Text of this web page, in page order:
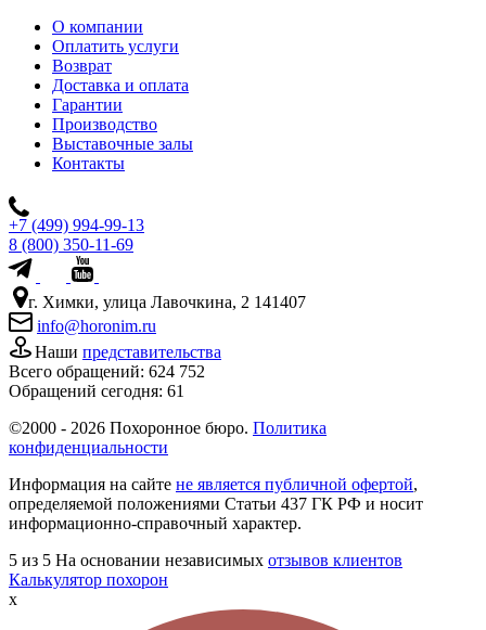
О компании
Оплатить услуги
Возврат
Доставка и оплата
Гарантии
Производство
Выставочные залы
Контакты
+7 (499) 994-99-13
8 (800) 350-11-69
г. Химки, улица Лавочкина, 2 141407
info@horonim.ru
Наши представительства
Всего обращений: 624 752
Обращений сегодня: 61
©2000 - 2026 Похоронное бюро. Политика
конфиденциальности
Информация на сайте не является публичной офертой,
определяемой положениями Статьи 437 ГК РФ и носит
информационно-справочный характер.
5 из 5 На основании независимых отзывов клиентов
Калькулятор похорон
x